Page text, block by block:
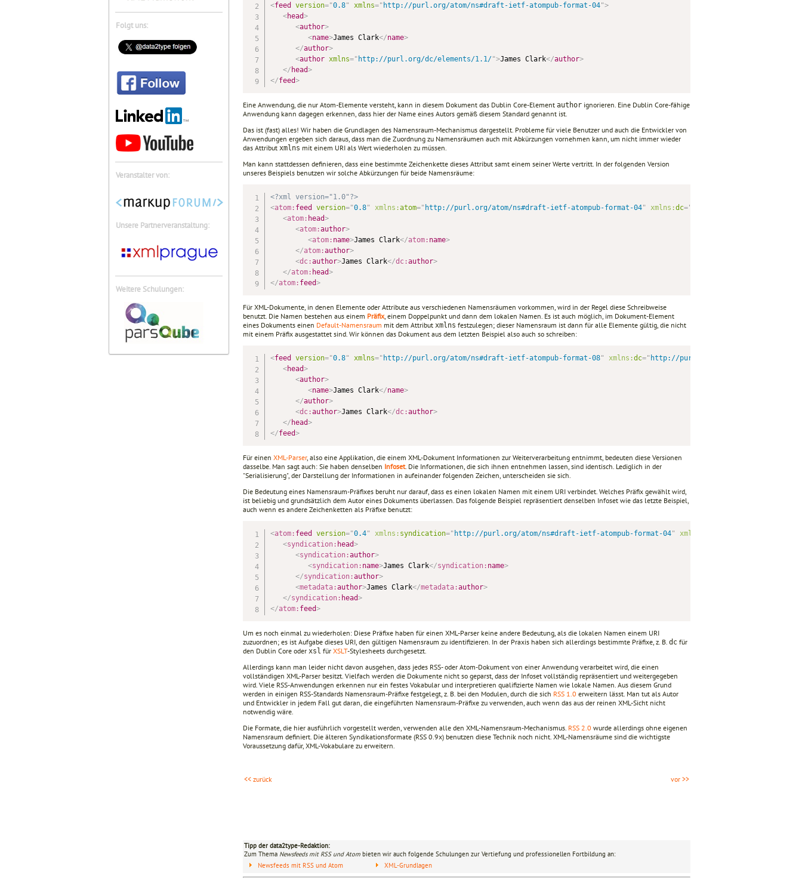
Folgt uns:
Veranstalter von:
Unsere Partnerveranstaltung:
Weitere Schulungen:
<feed version="0.8" xmlns=" http://purl.org/atom/ns#draft-ietf-atompub-format-04">
<head>
<author>
<name>James Clark</name>
</author>
<author xmlns=" http://purl.org/dc/elements/1.1/">James Clark</author>
</ head>
</feed>
Eine Anwendung, die nur Atom-Elemente versteht, kann in diesem Dokument das Dublin Core-Element author ignorieren. Eine Dublin Core-fähige
Anwendung kann dagegen erkennen, dass hier der Name eines Autors gemäß diesem Standard genannt ist.
Das ist (fast) alles! Wir haben die Grundlagen des Namensraum-Mechanismus dargestellt. Probleme für viele Benutzer und auch die Entwickler von
Anwendungen ergeben sich daraus, dass man die Zuordnung zu Namensräumen auch mit Abkürzungen vornehmen kann, um nicht immer wieder
das Attribut xmlns mit einem URI als Wert wiederholen zu müssen.
Man kann stattdessen definieren, dass eine bestimmte Zeichenkette dieses Attribut samt einem seiner Werte vertritt. In der folgenden Version
unseres Beispiels benutzen wir solche Abkürzungen für beide Namensräume:
<?xml version="1.0"?>
<atom: feed version="0.8" xmlns:atom=" http://purl.org/atom/ns#draft-ietf-atompub-format-04" xmlns:dc="
<atom: head>
<atom:author>
<atom: name>James Clark</atom: name>
</atom:author>
<dc:author>James Clark</dc:author>
</atom: head>
</atom: feed>
Für XML-Dokumente, in denen Elemente oder Attribute aus verschiedenen Namensräumen vorkommen, wird in der Regel diese Schreibweise
benutzt. Die Namen bestehen aus einem Präfix, einem Doppelpunkt und dann dem lokalen Namen. Es ist auch möglich, im Dokument-Element
eines Dokuments einen Default-Namensraum mit dem Attribut xmlns festzulegen; dieser Namensraum ist dann für alle Elemente gültig, die nicht
mit einem Präfix ausgestattet sind. Wir können das Dokument aus dem letzten Beispiel also auch so schreiben:
<feed version="0.8" xmlns=" http://purl.org/atom/ns#draft-ietf-atompub-format-08" xmlns:dc=" http://purl.org/dc/elements/1.1/
<head>
<author>
<name>James Clark</name>
</author>
<dc:author>James Clark</dc:author>
</ head>
</feed>
Für einen XML-Parser, also eine Applikation, die einem XML-Dokument Informationen zur Weiterverarbeitung entnimmt, bedeuten diese Versionen
dasselbe. Man sagt auch: Sie haben denselben Infoset. Die Informationen, die sich ihnen entnehmen lassen, sind identisch. Lediglich in der
"Serialisierung", der Darstellung der Informationen in aufeinander folgenden Zeichen, unterscheiden sie sich.
Die Bedeutung eines Namensraum-Präfixes beruht nur darauf, dass es einen lokalen Namen mit einem URI verbindet. Welches Präfix gewählt wird,
ist beliebig und grundsätzlich dem Autor eines Dokuments überlassen. Das folgende Beispiel repräsentiert denselben Infoset wie das letzte Beispiel,
auch wenn es andere Zeichenketten als Präfixe benutzt:
<atom: feed version="0.4" xmlns: syndication=" http://purl.org/atom/ns#draft-ietf-atompub-format-04" xmlns:
<syndication: head>
<syndication:author>
<syndication: name>James Clark</syndication: name>
</syndication:author>
<metadata:author>James Clark</metadata:author>
</syndication: head>
</atom: feed>
Um es noch einmal zu wiederholen: Diese Präfixe haben für einen XML-Parser keine andere Bedeutung, als die lokalen Namen einem URI
zuzuordnen; es ist Aufgabe dieses URI, den gültigen Namensraum zu identifizieren. In der Praxis haben sich allerdings bestimmte Präfixe, z. B. dc für
den Dublin Core oder xsl für XSLT-Stylesheets durchgesetzt.
Allerdings kann man leider nicht davon ausgehen, dass jedes RSS- oder Atom-Dokument von einer Anwendung verarbeitet wird, die einen
vollständigen XML-Parser besitzt. Vielfach werden die Dokumente nicht so geparst, dass der Infoset vollständig repräsentiert und weitergegeben
wird. Viele RSS-Anwendungen erkennen nur ein festes Vokabular und interpretieren qualifizierte Namen wie lokale Namen. Aus diesem Grund
werden in einigen RSS-Standards Namensraum-Präfixe festgelegt, z. B. bei den Modulen, durch die sich RSS 1.0 erweitern lässt. Man tut als Autor
und Entwickler in jedem Fall gut daran, die eingeführten Namensraum-Präfixe zu verwenden, auch wenn das aus der reinen XML-Sicht nicht
notwendig wäre.
Die Formate, die hier ausführlich vorgestellt werden, verwenden alle den XML-Namensraum-Mechanismus. RSS 2.0 wurde allerdings ohne eigenen
Namensraum definiert. Die älteren Syndikationsformate (RSS 0.9x) benutzen diese Technik noch nicht. XML-Namensräume sind die wichtigste
Voraussetzung dafür, XML-Vokabulare zu erweitern.
<< zurück vor >>
Tipp der data2type-Redaktion:
Zum Thema Newsfeeds mit RSS und Atom bieten wir auch folgende Schulungen zur Vertiefung und professionellen Fortbildung an:
Newsfeeds mit RSS und Atom
XML-Grundlagen